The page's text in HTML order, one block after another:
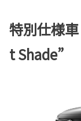
特別仕様
t Shade”